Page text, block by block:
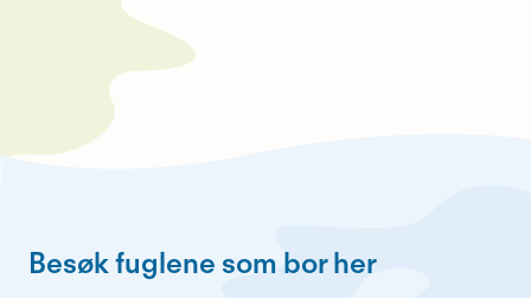
Besøk fuglene som bor her